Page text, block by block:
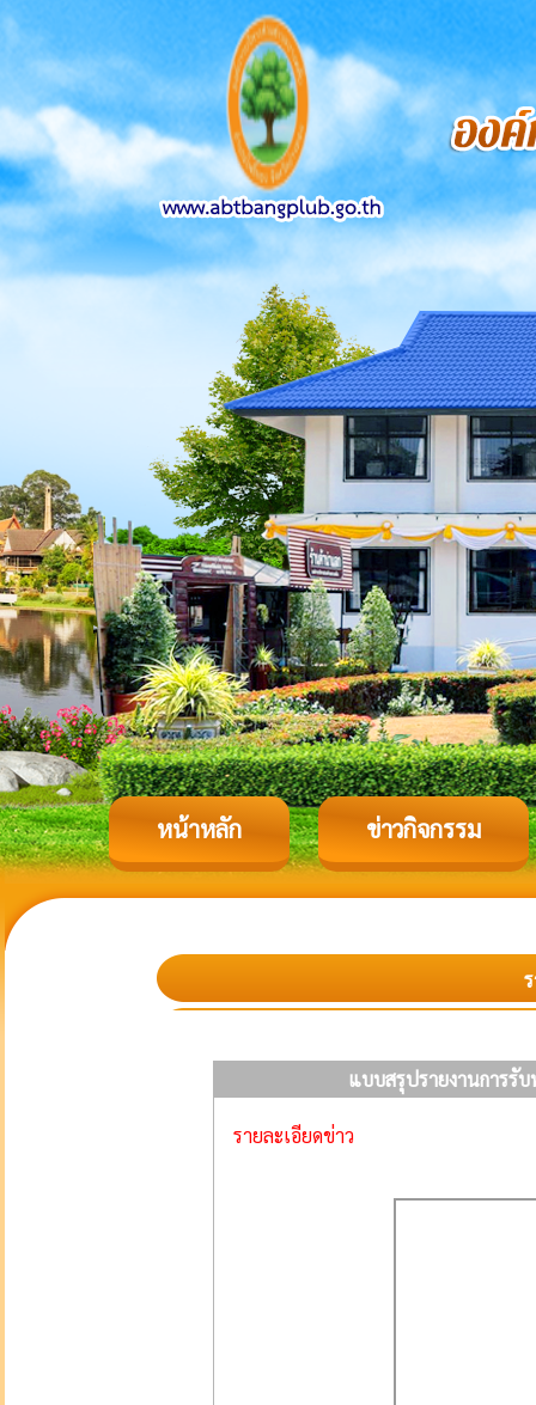
หน้าหลัก ข่าวกิจกรรม
แบบสรุปรายงานการรั
รายละเอียดข่าว